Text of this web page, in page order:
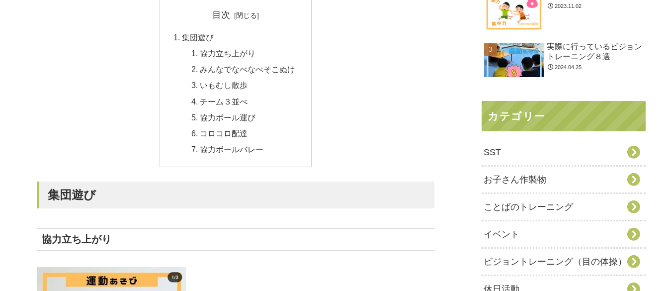
目次
集団遊び
協力立ち上がり
みんなでなべなべそこぬけ
いもむし散歩
チーム３並べ
協力ボール運び
コロコロ配達
協力ボールバレー
集団遊び
協力立ち上がり
2023.11.02
実際に行っているビジョン
トレーニング８選
2024.04.25
カテゴリー
SST
お子さん作製物
ことばのトレーニング
イベント
ビジョントレーニング（目の体操）
休日活動